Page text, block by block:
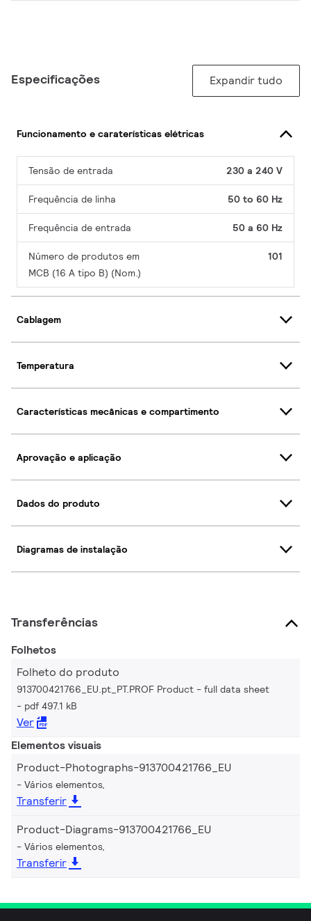
Especificações Expandir tudo
Funcionamento e caraterísticas elétricas
Tensão de entrada 230 a 240 V
Frequência de linha 50 to 60 Hz
Frequência de entrada 50 a 60 Hz
Número de produtos em
MCB (16 A tipo B) (Nom.)
101
Cablagem
Temperatura
Características mecânicas e compartimento
Aprovação e aplicação
Dados do produto
Diagramas de instalação
Transferências
Folhetos
Folheto do produto
913700421766_EU.pt_PT.PROF Product - full data sheet
pdf 497.1 kB
Ver
Elementos visuais
Product-Photographs-913700421766_EU
Vários elementos,
Transferir
Product-Diagrams-913700421766_EU
Vários elementos,
Transferir